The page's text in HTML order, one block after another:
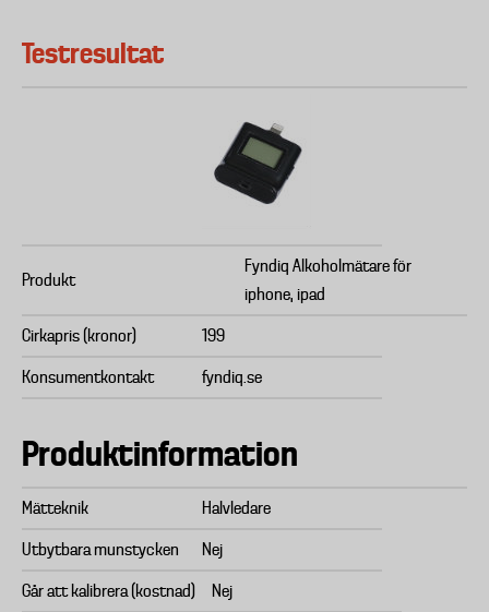
Testresultat
Produkt
Fyndiq Alkoholmätare för
iphone, ipad
Cirkapris (kronor) 199
Konsumentkontakt fyndiq.se
Produktinformation
Mätteknik Halvledare
Utbytbara munstycken Nej
Går att kalibrera (kostnad) Nej